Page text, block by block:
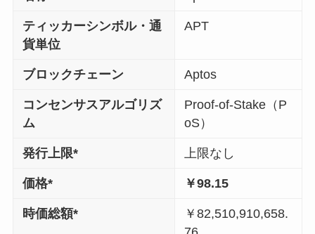
ティッカーシンボル・通
貨単位
APT
ブロックチェーン Aptos
コンセンサスアルゴリズ
ム
Proof-of-Stake（P
oS）
発行上限* 上限なし
価格* ￥98.15
時価総額*
￥82,510,910,658.